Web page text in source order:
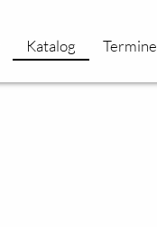
Katalog Termine